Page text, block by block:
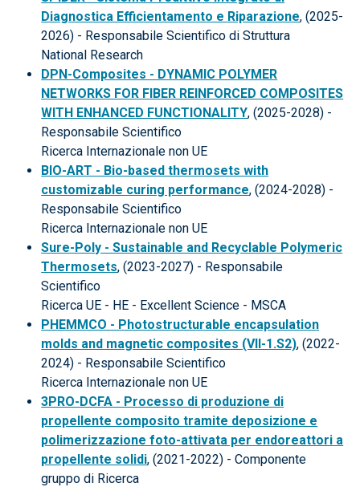
Diagnostica Efficientamento e Riparazione, (2025-
2026) - Responsabile Scientifico di Struttura
National Research
DPN-Composites - DYNAMIC POLYMER
NETWORKS FOR FIBER REINFORCED COMPOSITES
WITH ENHANCED FUNCTIONALITY, (2025-2028) -
Responsabile Scientifico
Ricerca Internazionale non UE
BIO-ART - Bio-based thermosets with
customizable curing performance, (2024-2028) -
Responsabile Scientifico
Ricerca Internazionale non UE
Sure-Poly - Sustainable and Recyclable Polymeric
Thermosets, (2023-2027) - Responsabile
Scientifico
Ricerca UE - HE - Excellent Science - MSCA
PHEMMCO - Photostructurable encapsulation
molds and magnetic composites (VII-1.S2), (2022-
2024) - Responsabile Scientifico
Ricerca Internazionale non UE
3PRO-DCFA - Processo di produzione di
propellente composito tramite deposizione e
polimerizzazione foto-attivata per endoreattori a
propellente solidi, (2021-2022) - Componente
gruppo di Ricerca